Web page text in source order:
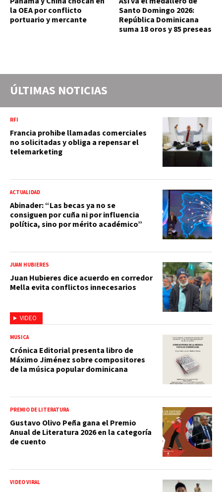
la OEA por conflicto
portuario y mercante
Santo Domingo 2026:
República Dominicana
suma 18 oros y 85 preseas
ÚLTIMAS NOTICIAS
RFI
Francia prohibe llamadas comerciales
no solicitadas y obliga a repensar el
telemarketing
ACTUALIDAD
Abinader: “Las becas ya no se
consiguen por cuña ni por influencia
política, sino por mérito académico”
VIDEO
JUAN HUBIERES
Juan Hubieres dice acuerdo en corredor
Mella evita conflictos innecesarios
MÚSICA
Crónica Editorial presenta libro de
Máximo Jiménez sobre compositores
de la música popular dominicana
PREMIO DE LITERATURA
Gustavo Olivo Peña gana el Premio
Anual de Literatura 2026 en la categoría
de cuento
VIDEO VIRAL